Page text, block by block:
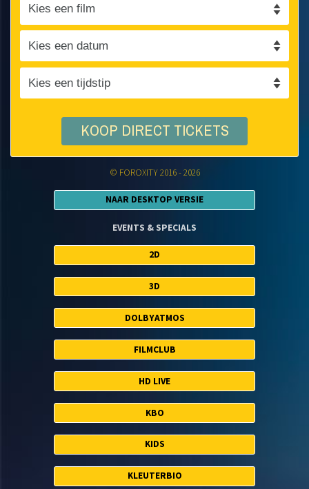
KOOP DIRECT TICKETS
© FOROXITY 2016 - 2026
NAAR DESKTOP VERSIE
EVENTS & SPECIALS
2D
3D
DOLBYATMOS
FILMCLUB
HD LIVE
KBO
KIDS
KLEUTERBIO